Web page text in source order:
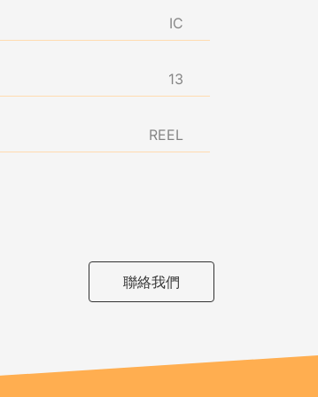
IC
13
REEL
聯絡我們